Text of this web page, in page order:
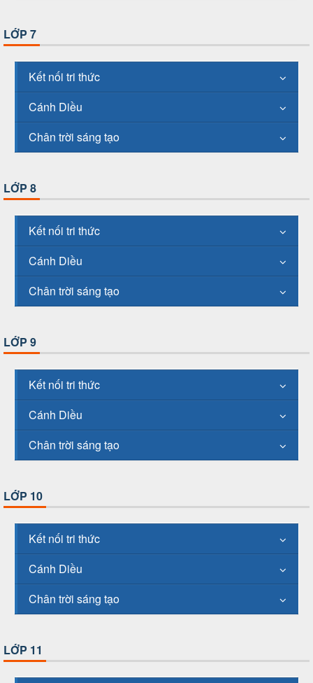
LỚP 7
Kết nối tri thức
Cánh Diều
Chân trời sáng tạo
LỚP 8
Kết nối tri thức
Cánh Diều
Chân trời sáng tạo
LỚP 9
Kết nối tri thức
Cánh Diều
Chân trời sáng tạo
LỚP 10
Kết nối tri thức
Cánh Diều
Chân trời sáng tạo
LỚP 11